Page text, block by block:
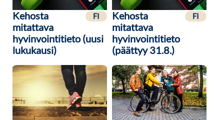
FI
Kehosta
mitattava
hyvinvointitieto (uusi
lukukausi)
FI
Kehosta
mitattava
hyvinvointitieto
(päättyy 31.8.)